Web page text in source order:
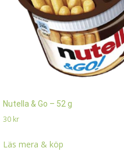
Nutella & Go – 52 g
30 kr
Läs mera & köp